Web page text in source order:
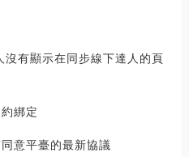
有顯示在同步線下達人的頁
綁定
意平臺的最新協議